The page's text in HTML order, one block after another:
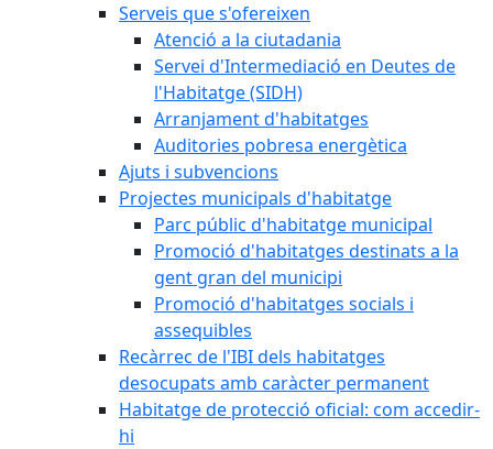
Serveis que s'ofereixen
Atenció a la ciutadania
Servei d'Intermediació en Deutes de
l'Habitatge (SIDH)
Arranjament d'habitatges
Auditories pobresa energètica
Ajuts i subvencions
Projectes municipals d'habitatge
Parc públic d'habitatge municipal
Promoció d'habitatges destinats a la
gent gran del municipi
Promoció d'habitatges socials i
assequibles
Recàrrec de l'IBI dels habitatges
desocupats amb caràcter permanent
Habitatge de protecció oficial: com accedir-
hi